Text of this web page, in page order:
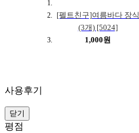
[펠트친구]여름바다 장식
(3개) [5024]
1,000원
사용후기
닫기
평점